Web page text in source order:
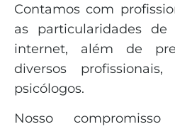
Contamos com
as particularidades
internet, além de
diversos
psicólogos.
Nosso